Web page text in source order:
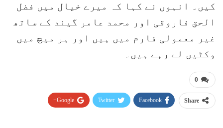
کیں۔ انہوں نے کہا کہ میرے خیال میں فضل
الحق فاروقی اور محمد عامر گیند کے ساتھ
غیر معمولی فارم میں ہیں اور ہر میچ میں
وکٹیں لے رہے ہیں۔
0
Share
Facebook
Twitter
Google+